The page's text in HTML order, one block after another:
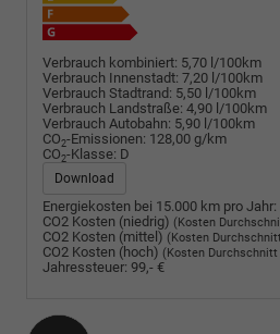
Verbrauch kombiniert: 5,70 l/100km
Verbrauch Innenstadt: 7,20 l/100km
Verbrauch Stadtrand: 5,50 l/100km
Verbrauch Landstraße: 4,90 l/100km
Verbrauch Autobahn: 5,90 l/100km
CO2-Emissionen: 128,00 g/km
CO2-Klasse: D
Download
Energiekosten bei 15.000 km pro Jahr:
CO2 Kosten (niedrig) (Kosten
CO2 Kosten (mittel) (Kosten
CO2 Kosten (hoch) (Kosten Durchschnitt
Jahressteuer: 99,- €